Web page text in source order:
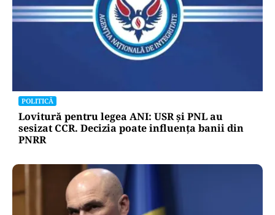
POLITICĂ
Lovitură pentru legea ANI: USR și PNL au
sesizat CCR. Decizia poate influența banii din
PNRR